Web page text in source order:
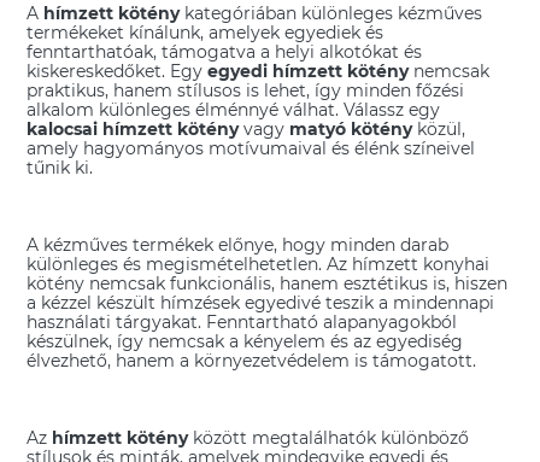
Népi hímzéses ajándékok
Rábaközi hímzett ajándékok
Sárközi hímzéses ajándékok Vicces kötények
Zalai (göcseji) hímzéses ajándékok
A hímzett köténykategóriában különleges kézműves
termékeket kínálunk, amelyek egyediek és
fenntarthatóak, támogatva a helyi alkotókat és
kiskereskedőket. Egyegyedi hímzett köténynemcsak
praktikus, hanem stílusos is lehet, így minden főzési
alkalom különleges élménnyé válhat. Válassz egy
kalocsai hímzett kötényvagy matyó kötényközül,
amely hagyományos motívumaival és élénk színeivel
tűnik ki.
A kézműves termékek előnye, hogy minden darab
különleges és megismételhetetlen. Az hímzett konyhai
kötény nemcsak funkcionális, hanem esztétikus is, hiszen
a kézzel készült hímzések egyedivé teszik a mindennapi
használati tárgyakat. Fenntartható alapanyagokból
készülnek, így nemcsak a kényelem és az egyediség
élvezhető, hanem a környezetvédelem is támogatott.
Az hímzett kötényközött megtalálhatók különböző
stílusok és minták, amelyek mindegyike egyedi és